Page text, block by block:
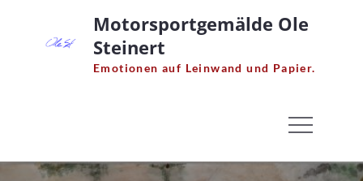
Motorsportgemälde Ole
Steinert
Emotionen auf Leinwand und Papier.